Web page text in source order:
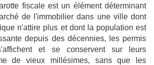
fiscale est un élément déterminant
de l'immobilier dans une ville dont
n'attire plus et dont la population est
depuis des décennies, les permis
et se conservent sur leurs
de vieux millésimes, sans que les